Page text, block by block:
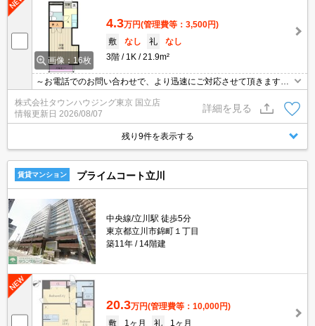
画像：16枚
4.3万円(管理費等：3,500円)
敷
なし 礼
なし
3階
1K 21.9m²
～お電話でのお問い合わせで、より迅速にご対応させて頂きます～
地域密着タウンハウジング【国立店】まで～
株式会社タウンハウジング東京 国立店
情報更新日 2026/08/07
詳細を見る
残り9件を表示する
賃貸マンション プライムコート立川
中央線/立川駅 徒歩5分
東京都立川市錦町１丁目
築11年
14階建
20.3万円(管理費等：10,000円)
敷
1ヶ月 礼
1ヶ月